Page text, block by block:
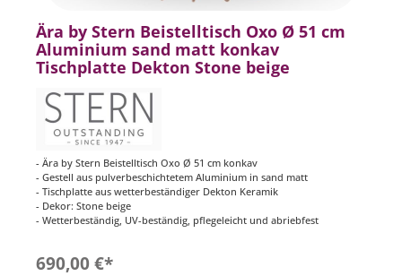
Ära by Stern Beistelltisch Oxo Ø 51 cm
Aluminium sand matt konkav
Tischplatte Dekton Stone beige
- Ära by Stern Beistelltisch Oxo Ø 51 cm konkav
- Gestell aus pulverbeschichtetem Aluminium in sand matt
- Tischplatte aus wetterbeständiger Dekton Keramik
- Dekor: Stone beige
- Wetterbeständig, UV-beständig, pflegeleicht und abriebfest
690,00 €*